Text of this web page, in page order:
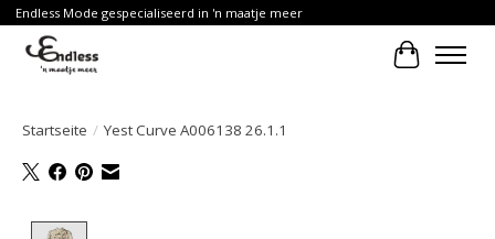
Endless Mode gespecialiseerd in 'n maatje meer
Ihr
Startseite / Yest Curve A006138 26.1.1